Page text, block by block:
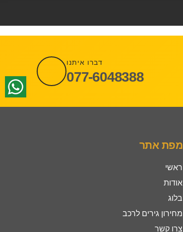
דברו איתנו
077-6048388
מפת אתר
ראשי
אודות
בלוג
מחירון גירים לרכב
צרו קשר